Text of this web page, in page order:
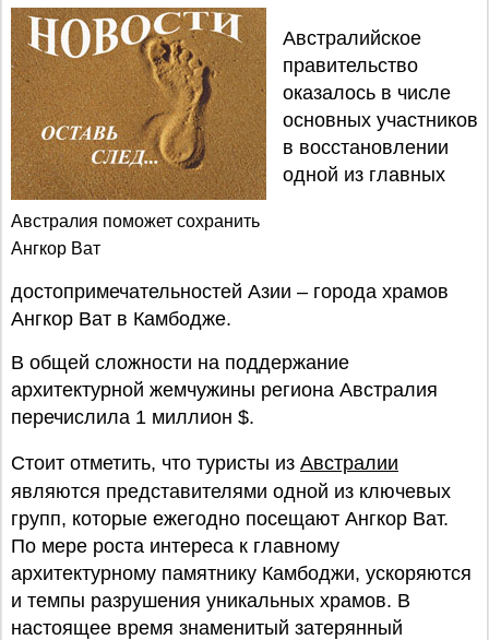
Австралия поможет сохранить
Ангкор Ват
Австралийское
правительство
оказалось в числе
основных участников
в восстановлении
одной из главных
достопримечательностей Азии – города храмов
Ангкор Ват в Камбодже.
В общей сложности на поддержание
архитектурной жемчужины региона Австралия
перечислила 1 миллион $.
Стоит отметить, что туристы из Австралии
являются представителями одной из ключевых
групп, которые ежегодно посещают Ангкор Ват.
По мере роста интереса к главному
архитектурному памятнику Камбоджи, ускоряются
и темпы разрушения уникальных храмов. В
настоящее время знаменитый затерянный